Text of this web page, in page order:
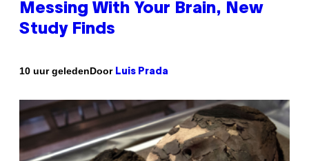
Messing With Your Brain, New
Study Finds
10 uur geledenDoor Luis Prada